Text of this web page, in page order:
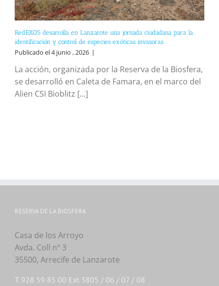
RedEXOS desarrolla en Lanzarote una jornada ciudadana para la
identificación y control de especies exóticas invasoras
Publicado el 4 junio , 2026 |
La acción, organizada por la Reserva de la Biosfera,
se desarrolló en Caleta de Famara, en el marco del
Alien CSI Bioblitz [...]
RESERVA DE LA BIOSFERA
Casa de los Arroyo
Avda. Coll nº 3
35500, Arrecife de Lanzarote
T. 928 59 85 00 Ext 3805 / 06 / 07 / 08